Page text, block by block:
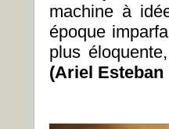
machine à
époque
plus
(Ariel Esteban